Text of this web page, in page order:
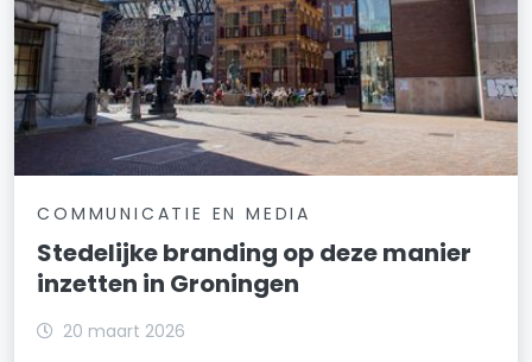
COMMUNICATIE EN MEDIA
Stedelijke branding op deze manier
inzetten in Groningen
20 maart 2026